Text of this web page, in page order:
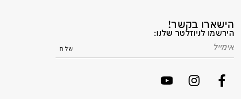
הישארו בקשר!
הירשמו לניוזלטר שלנו: